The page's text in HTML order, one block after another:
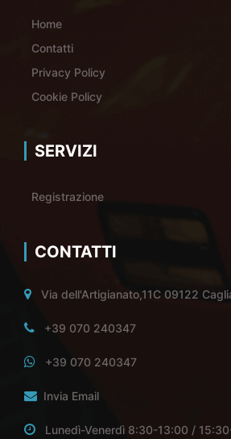
Home
Contatti
Privacy Policy
Cookie Policy
SERVIZI
Registrazione
CONTATTI
Via dell'Artigianato,11C 09122
+39 070 240347
+39 070 240347
Invia Email
Lunedì-Venerdì 8:30-13:00 /